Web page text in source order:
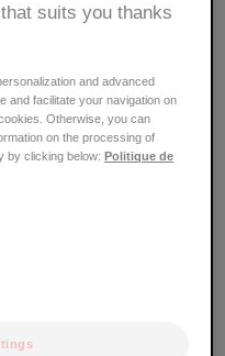
，以找出让皮肤过敏的
突然变得过敏
suits you thanks
and advanced
and facilitate your navigation on
Otherwise, you can
on the processing of
by clicking below:Politique de